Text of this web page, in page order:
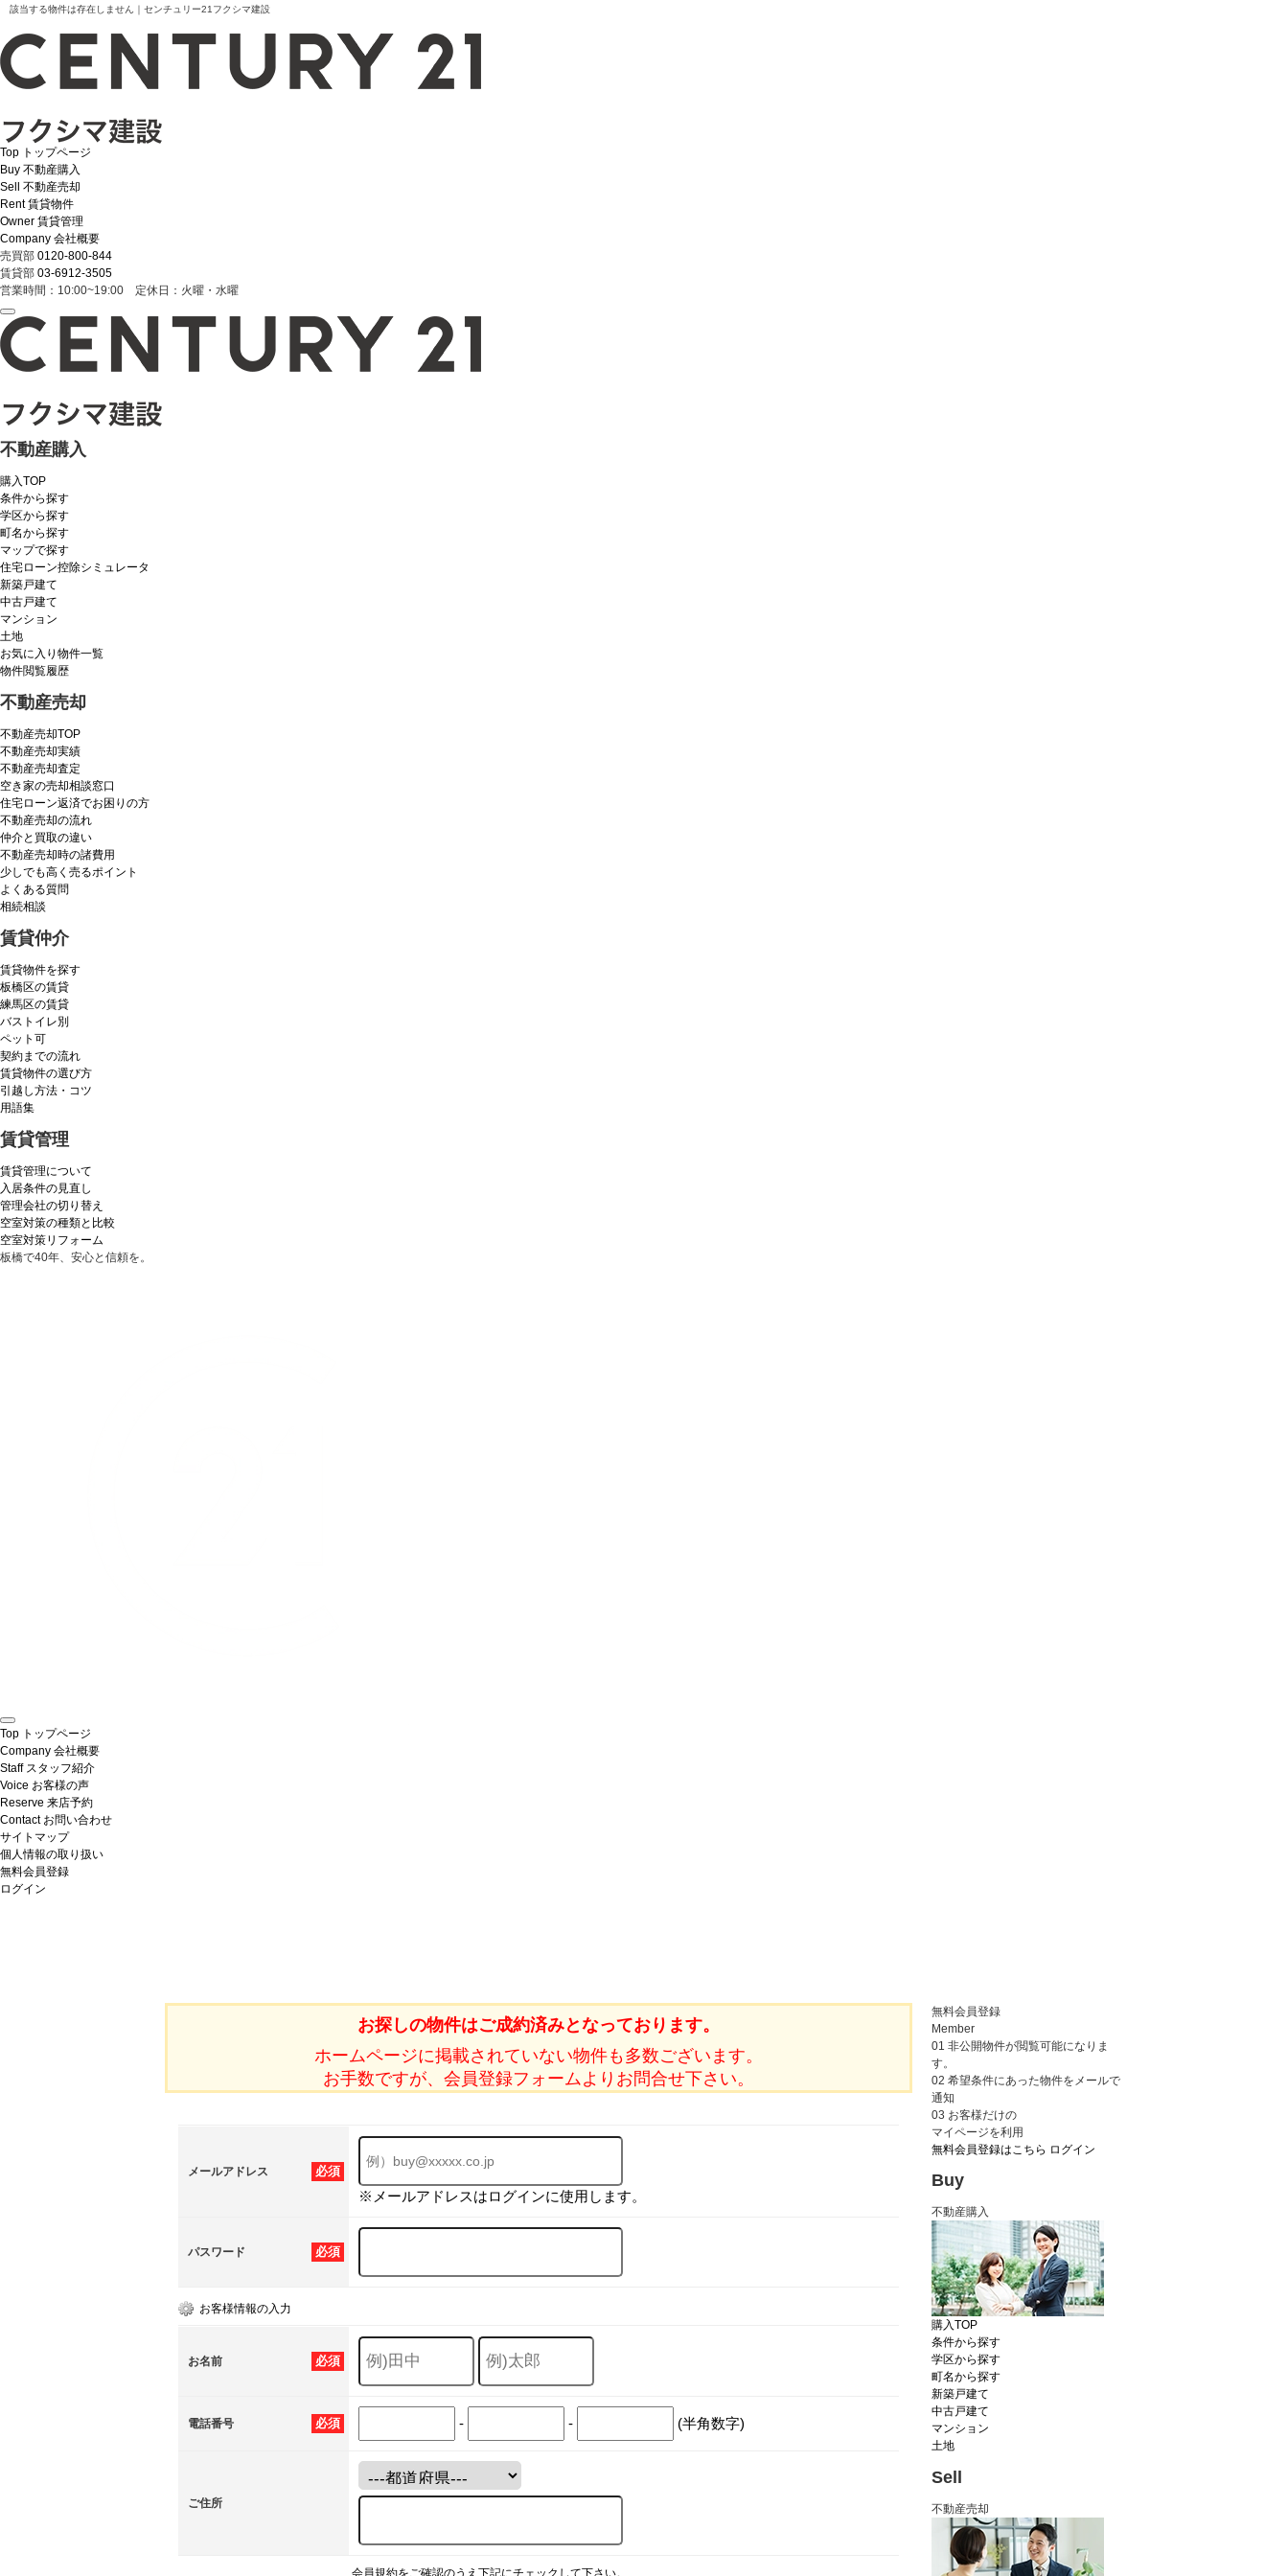
該当する物件は存在しません｜センチュリー21フクシマ建設
Top トップページ
Buy 不動産購入
Sell
不動産売却
Rent 賃貸物件
Owner 賃貸管理
Company 会社概要
売買部 0120-800-844
賃貸部 03-6912-3505
営業時間：10:00~19:00 定休日：火曜・水曜
不動産購入
購入TOP
条件から探す
学区から探す
町名から探す
マップで探す
住宅ローン控除シミュレータ
新築戸建て
中古戸建て
マンション
土地
お気に入り物件一覧
物件閲覧履歴
不動産売却
不動産売却TOP
不動産売却実績
不動産売却査定
空き家の売却相談窓口
住宅ローン返済でお困りの方
不動産売却の流れ
仲介と買取の違い
不動産売却時の諸費用
少しでも高く売るポイント
よくある質問
相続相談
賃貸仲介
賃貸物件を探す
板橋区の賃貸
練馬区の賃貸
バストイレ別
ペット可
契約までの流れ
賃貸物件の選び方
引越し方法・コツ
用語集
賃貸管理
賃貸管理について
入居条件の見直し
管理会社の切り替え
空室対策の種類と比較
空室対策リフォーム
板橋で40年、安心と信頼を。
Top トップページ
Company 会社概要
Staff スタッフ紹介
Voice お客様の声
Reserve 来店予約
Contact お問い合わせ
サイトマップ
個人情報の取り扱い
無料会員登録
ログイン
お探しの物件はご成約済みとなっております。
ホームページに掲載されていない物件も多数ございます。
お手数ですが、会員登録フォームよりお問合せ下さい。
必須
メールアドレス
※メールアドレスはログインに使用します。
必須
パスワード
お客様情報の入力
必須
お名前
必須
電話番号 - - (半角数字)
ご住所
会員規約をご確認のうえ下記にチェックして下さい。
無料会員登録
Member
01 非公開物件が閲覧可能になりま
す。
02 希望条件にあった物件をメールで
通知
03 お客様だけの
マイページを利用
無料会員登録はこちら ログイン
Buy
不動産購入
購入TOP
条件から探す
学区から探す
町名から探す
新築戸建て
中古戸建て
マンション
土地
Sell
不動産売却